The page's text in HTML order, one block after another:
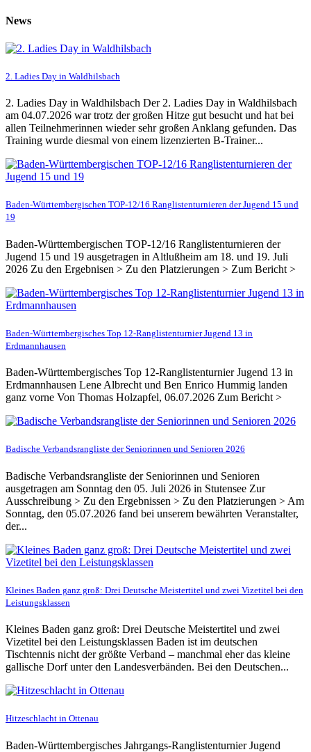
News
2. Ladies Day in Waldhilsbach
2. Ladies Day in Waldhilsbach Der 2. Ladies Day in Waldhilsbach
am 04.07.2026 war trotz der großen Hitze gut besucht und hat bei
allen Teilnehmerinnen wieder sehr großen Anklang gefunden. Das
Training wurde diesmal von einem lizenzierten B-Trainer...
Baden-Württembergischen TOP-12/16 Ranglistenturnieren der Jugend 15 und
19
Baden-Württembergischen TOP-12/16 Ranglistenturnieren der
Jugend 15 und 19 ausgetragen in Altlußheim am 18. und 19. Juli
2026 Zu den Ergebnisen > Zu den Platzierungen > Zum Bericht >
Baden-Württembergisches Top 12-Ranglistenturnier Jugend 13 in
Erdmannhausen
Baden-Württembergisches Top 12-Ranglistenturnier Jugend 13 in
Erdmannhausen Lene Albrecht und Ben Enrico Hummig landen
ganz vorne Von Thomas Holzapfel, 06.07.2026 Zum Bericht >
Badische Verbandsrangliste der Seniorinnen und Senioren 2026
Badische Verbandsrangliste der Seniorinnen und Senioren
ausgetragen am Sonntag den 05. Juli 2026 in Stutensee Zur
Ausschreibung > Zu den Ergebnissen > Zu den Platzierungen > Am
Sonntag, den 05.07.2026 fand bei unserem bewährten Veranstalter,
der...
Kleines Baden ganz groß: Drei Deutsche Meistertitel und zwei Vizetitel bei den
Leistungsklassen
Kleines Baden ganz groß: Drei Deutsche Meistertitel und zwei
Vizetitel bei den Leistungsklassen Baden ist im deutschen
Tischtennis nicht der größte Verband – manchmal eher das kleine
gallische Dorf unter den Landesverbänden. Bei den Deutschen...
Hitzeschlacht in Ottenau
Baden-Württembergisches Jahrgangs-Ranglistenturnier Jugend